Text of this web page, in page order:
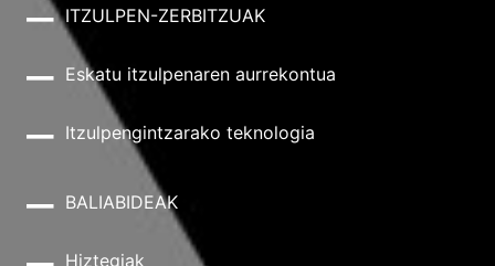
ITZULPEN-ZERBITZUAK
Eskatu itzulpenaren aurrekontua
Itzulpengintzarako teknologia
BALIABIDEAK
Hiztegiak